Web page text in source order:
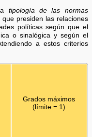
tipología de las normas
que presiden las relaciones
políticas según que el
o sinalógica y según el
a estos criterios
Grados máximos
(límite = 1)